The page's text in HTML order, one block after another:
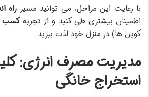
با رعایت این مراحل، می توانید مسیر راه
اطمینان بیشتری طی کنید و از تجربهکسب
کوین ها) در منزل خود لذت ببرید.
مدیریت مصرف انرژی:
استخراج خانگی